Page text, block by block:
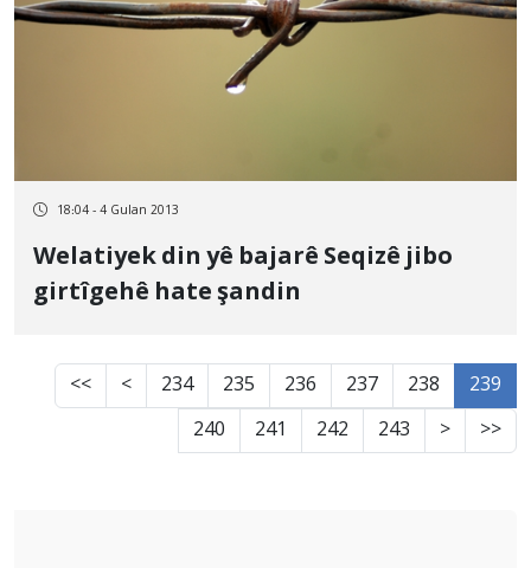
18:04 - 4 Gulan 2013
Welatiyek din yê bajarê Seqizê jibo
girtîgehê hate şandin
<< < 234 235 236 237 238
239
240
241 242 243 > >>